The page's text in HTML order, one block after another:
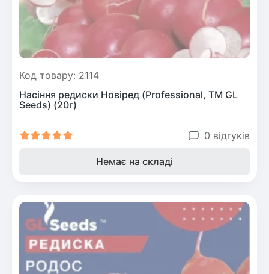
Код товару: 2114
Насіння редиски Новiред (Professional, TM GL
Seeds) (20г)
0 відгуків
Немає на складі